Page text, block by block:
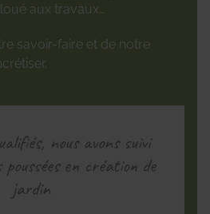
aux travaux…
savoir-faire et de notre
nous avons suivi
en création de
jardin